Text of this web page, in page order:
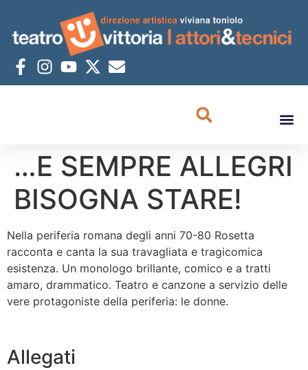
…E SEMPRE ALLEGRI
BISOGNA STARE!
Nella periferia romana degli anni 70-80 Rosetta
racconta e canta la sua travagliata e tragicomica
esistenza. Un monologo brillante, comico e a tratti
amaro, drammatico. Teatro e canzone a servizio delle
vere protagoniste della periferia: le donne.
Allegati